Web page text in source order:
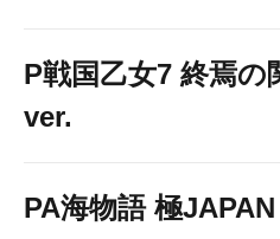
P戦国乙女7 終焉
ver.
PA海物語 極